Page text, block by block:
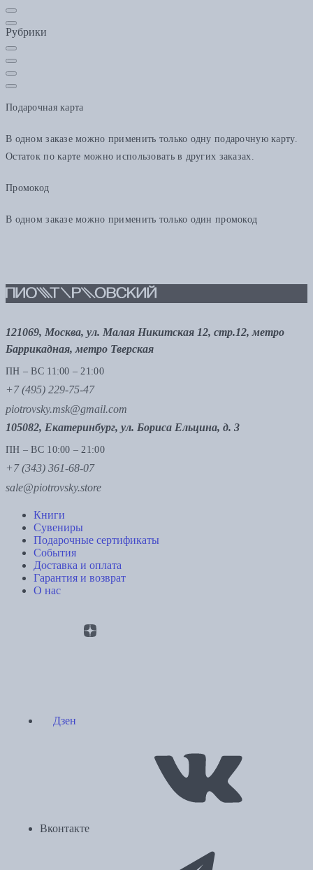
Рубрики
Подарочная карта
В одном заказе можно применить только одну подарочную карту.
Остаток по карте можно использовать в других заказах.
Промокод
В одном заказе можно применить только один промокод
121069, Москва, ул. Малая Никитская 12, стр.12, метро
Баррикадная, метро Тверская
ПН – ВС 11:00 – 21:00
+7 (495) 229-75-47
piotrovsky.msk@gmail.com
105082, Екатеринбург, ул. Бориса Ельцина, д. 3
ПН – ВС 10:00 – 21:00
+7 (343) 361-68-07
sale@piotrovsky.store
Книги
Сувениры
Подарочные сертификаты
События
Доставка и оплата
Гарантия и возврат
О нас
Дзен
Вконтакте